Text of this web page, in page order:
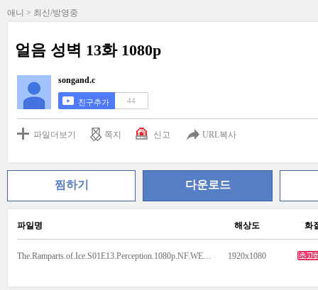
애니 > 최신/방영중
얼음 성벽 13화 1080p
songand.c
친구추가 44
파일더보기 쪽지 신고 URL복사
찜하기 다운로드
파일명 해상도 화
The.Ramparts.of.Ice.S01E13.Perception.1080p.NF.WEB-DL.DUAL.AAC2.0.H.264.MSubs-ToonsHub.mkv 1920x1080